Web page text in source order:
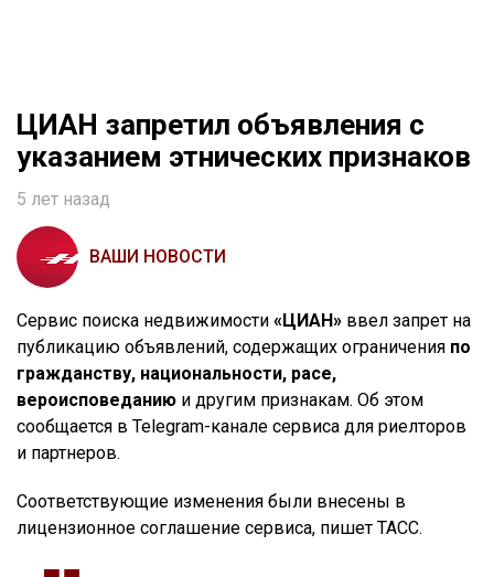
ЦИАН запретил объявления с
указанием этнических признаков
5 лет назад
ВАШИ НОВОСТИ
Сервис поиска недвижимости «ЦИАН» ввел запрет на
публикацию объявлений, содержащих ограничения по
гражданству, национальности, расе,
вероисповеданию и другим признакам. Об этом
сообщается в Telegram-канале сервиса для риелторов
и партнеров.
Соответствующие изменения были внесены в
лицензионное соглашение сервиса, пишет ТАСС.